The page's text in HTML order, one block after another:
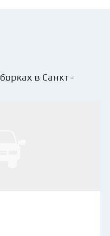
в Санкт-